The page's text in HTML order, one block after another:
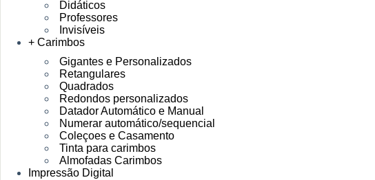
Didáticos
Professores
Invisíveis
+ Carimbos
Gigantes e Personalizados
Retangulares
Quadrados
Redondos personalizados
Datador Automático e Manual
Numerar automático/sequencial
Coleçoes e Casamento
Tinta para carimbos
Almofadas Carimbos
Impressão Digital